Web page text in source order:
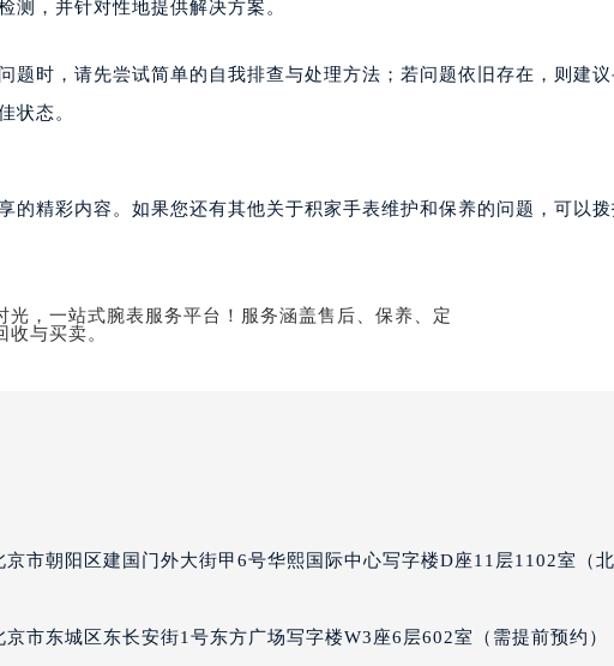
太平路积家售后服务中心（需提前预约）
大同街积家售后服务中心（需提前预约）
华街与康庄路交叉口积家售后服务中心（需提前预约）
河路积家售后服务中心（需提前预约）
大街积家售后服务中心（需提前预约）
街积家售后服务中心（需提前预约）
大路与南九经街交汇处积家售后服务中心（需提前预约）
街积家售后服务中心（需提前预约）
路积家售后服务中心（需提前预约）
路积家售后服务中心（需提前预约）
测，并针对性地提供解决方案。
题时，请先尝试简单的自我排查与处理方法；若问题依旧存在，则建议
状态。
的精彩内容。如果您还有其他关于积家手表维护和保养的问题，可以
京市朝阳区建国门外大街甲6号华熙国际中心写字楼D座11层1102室（北
京市东城区东长安街1号东方广场写字楼W3座6层602室（需提前预约）